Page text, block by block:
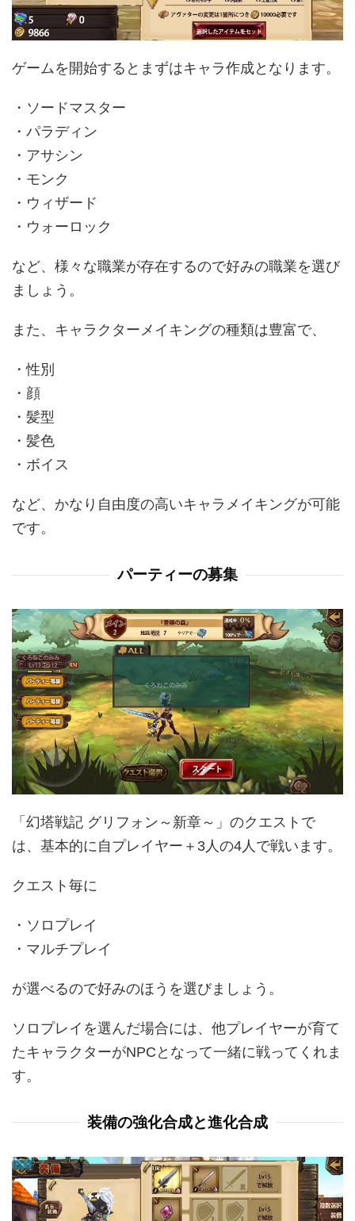
ゲームを開始するとまずはキャラ作成となります。
・ソードマスター
・パラディン
・アサシン
・モンク
・ウィザード
・ウォーロック
など、様々な職業が存在するので好みの職業を選び
ましょう。
また、キャラクターメイキングの種類は豊富で、
・性別
・顔
・髪型
・髪色
・ボイス
など、かなり自由度の高いキャラメイキングが可能
です。
パーティーの募集
「幻塔戦記 グリフォン～新章～」のクエストで
は、基本的に自プレイヤー＋3人の4人で戦います。
クエスト毎に
・ソロプレイ
・マルチプレイ
が選べるので好みのほうを選びましょう。
ソロプレイを選んだ場合には、他プレイヤーが育て
たキャラクターがNPCとなって一緒に戦ってくれま
す。
装備の強化合成と進化合成